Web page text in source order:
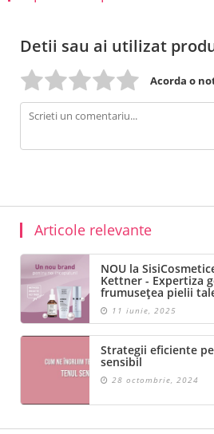
Detii sau ai utilizat
Acorda o
Articole relevante
NOU la
Kettner - Expertiza
frumusețea pielii
11 iunie, 2025
Strategii eficiente
sensibil
28 octombrie, 2024